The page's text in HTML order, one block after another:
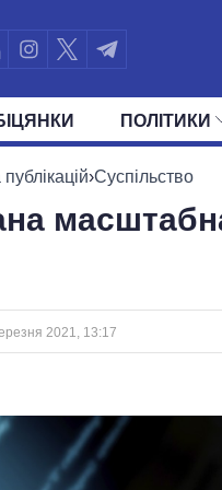
ПОЛIТИКИ
УСІ ПОЛІТИКИ ПРЕЗИДЕНТ І ОФІС
›Суспільство
2021, 13:17